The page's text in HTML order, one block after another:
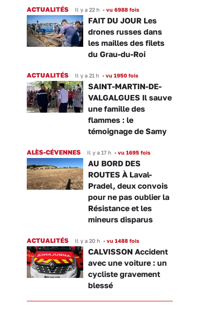
ACTUALITÉS Il y a 22 h • vu 6988 fois
FAIT DU JOUR Les
drones russes dans
les mailles des filets
du Grau-du-Roi
ACTUALITÉS Il y a 21 h • vu 1950 fois
SAINT-MARTIN-DE-
VALGALGUES Il sauve
une famille des
flammes : le
témoignage de Samy
ALÈS-CÉVENNES Il y a 17 h • vu 1695 fois
AU BORD DES
ROUTES À Laval-
Pradel, deux convois
pour ne pas oublier la
Résistance et les
mineurs disparus
ACTUALITÉS Il y a 20 h • vu 1488 fois
CALVISSON Accident
avec une voiture : un
cycliste gravement
blessé